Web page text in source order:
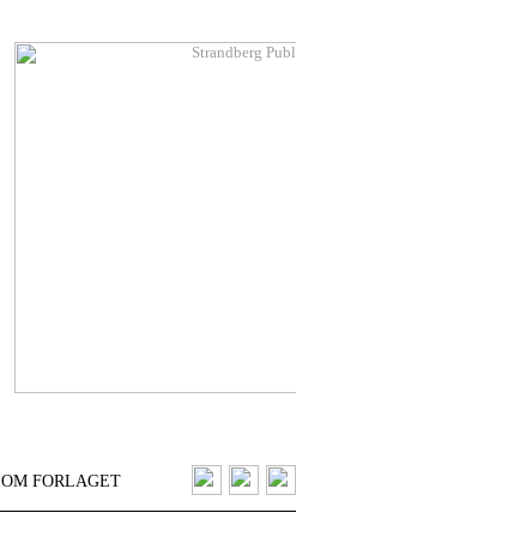
OM FORLAGET